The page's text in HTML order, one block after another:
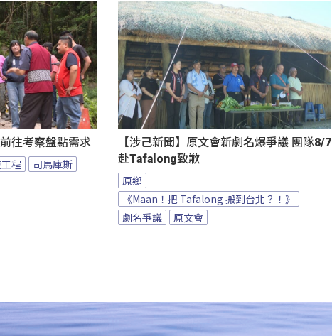
往考察盤點需求
程
司馬庫斯
【涉己新聞】原文會新劇名爆爭議 團隊8/7
赴Tafalong致歉
原鄉
《Maan！把 Tafalong 搬到台北？！》
劇名爭議
原文會